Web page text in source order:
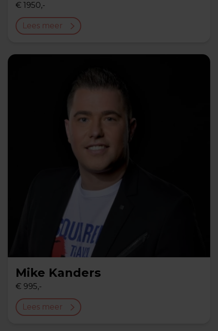
€ 1950,-
Lees meer
Mike Kanders
€ 995,-
Lees meer